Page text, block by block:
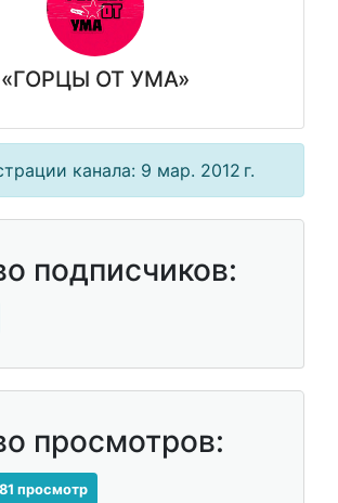
«ГОРЦЫ ОТ УМА»
канала: 9 мар. 2012 г.
подписчиков:
просмотров:
просмотр